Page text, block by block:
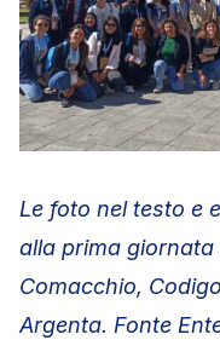
Le foto nel testo e
alla prima giornata
Comacchio,
Argenta. Fonte